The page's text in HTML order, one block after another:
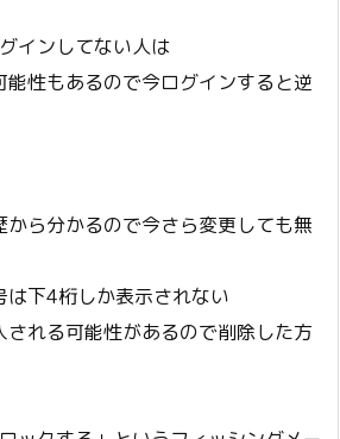
インしてない人は
性もあるので今ログインすると逆
ら分かるので今さら変更しても無
は下4桁しか表示されない
れる可能性があるので削除した方